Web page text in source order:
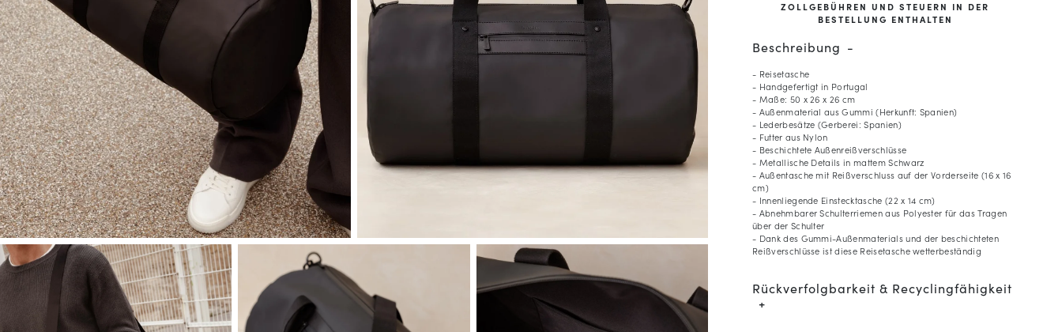
ZOLLGEBÜHREN UND STEUERN IN DER
BESTELLUNG ENTHALTEN
Beschreibung
- Reisetasche
- Handgefertigt in Portugal
- Maße: 50 x 26 x 26 cm
- Außenmaterial aus Gummi (Herkunft: Spanien)
- Lederbesätze (Gerberei: Spanien)
- Futter aus Nylon
- Beschichtete Außenreißverschlüsse
- Metallische Details in mattem Schwarz
- Außentasche mit Reißverschluss auf der Vorderseite (16 x 16
cm)
- Innenliegende Einstecktasche (22 x 14 cm)
- Abnehmbarer Schulterriemen aus Polyester für das Tragen
über der Schulter
- Dank des Gummi-Außenmaterials und der beschichteten
Reißverschlüsse ist diese Reisetasche wetterbeständig
Rückverfolgbarkeit & Recyclingfähigkeit